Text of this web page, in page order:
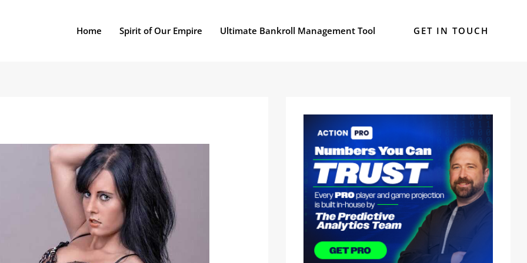
Home Spirit of Our Empire Ultimate Bankroll Management Tool GET IN TOUCH